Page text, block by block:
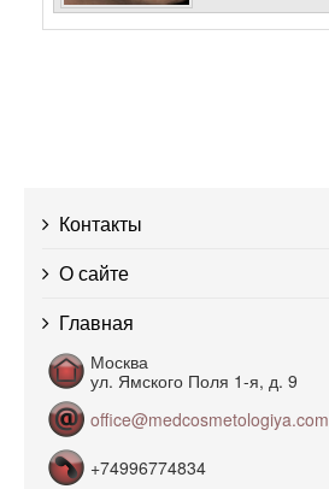
Контакты
О сайте
Главная
Москва
ул. Ямского Поля 1-я, д. 9
office@medcosmetologiya.com
+74996774834